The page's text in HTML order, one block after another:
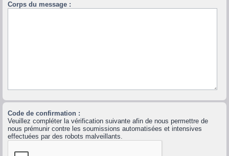
Corps du message :
Code de confirmation :
Veuillez compléter la vérification suivante afin de nous permettre de
nous prémunir contre les soumissions automatisées et intensives
effectuées par des robots malveillants.